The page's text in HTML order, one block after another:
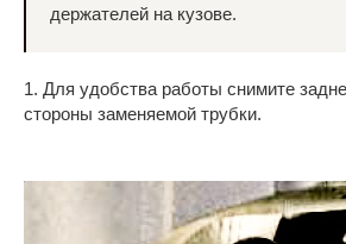
держателей на кузове.
1. Для удобства работы снимите
стороны заменяемой трубки.